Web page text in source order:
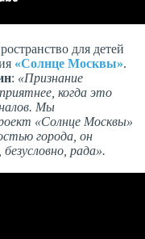
для детей
«Солнце Москвы».
: «Признание
когда это
Мы
«Солнце Москвы»
города, он
рада».